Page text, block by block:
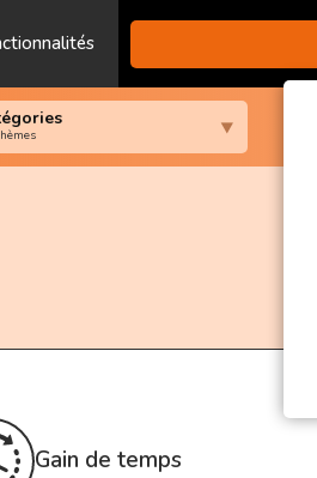
Gain de temps​